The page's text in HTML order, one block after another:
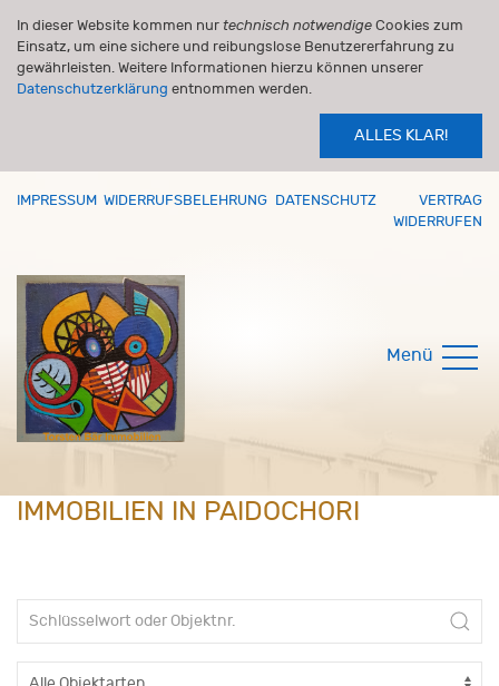
In dieser Website kommen nur technisch notwendige Cookies zum
Einsatz, um eine sichere und reibungslose Benutzererfahrung zu
gewährleisten. Weitere Informationen hierzu können unserer
Datenschutzerklärung entnommen werden.
ALLES KLAR!
IMPRESSUM WIDERRUFSBELEHRUNG DATENSCHUTZ
VERTRAG
WIDERRUFEN
Menü
IMMOBILIEN IN PAIDOCHORI